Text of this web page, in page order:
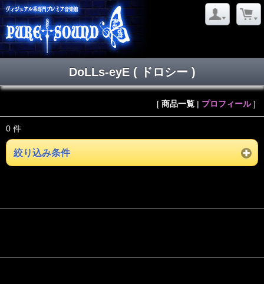
DoLLs-eyE ( ドロシー )
[ 商品一覧 | プロフィール]
0 件
絞り込み条件